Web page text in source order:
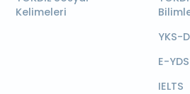
Kelimeleri
YKS-
E-YDS
IELTS